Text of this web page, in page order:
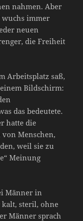
nahmen. Aber
wuchs immer
neuen
die Freiheit
Arbeitsplatz saß,
Bildschirm:
das bedeutete.
hatte die
von Menschen,
weil sie zu
Meinung
Männer in
steril, ohne
Männer sprach